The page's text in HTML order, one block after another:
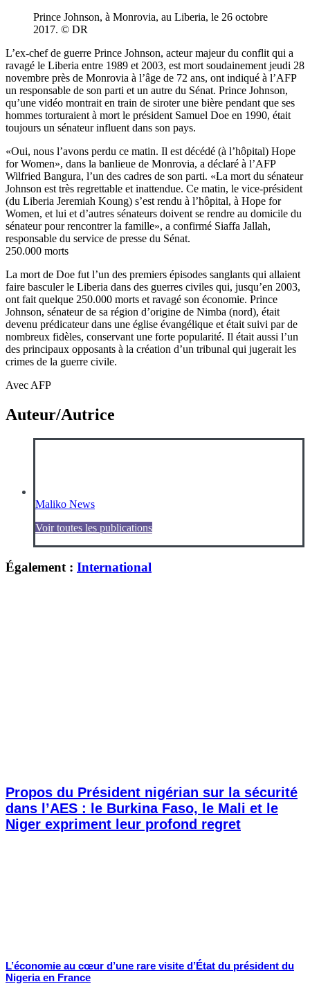
Prince Johnson, à Monrovia, au Liberia, le 26 octobre
2017. © DR
L’ex-chef de guerre Prince Johnson, acteur majeur du conflit qui a
ravagé le Liberia entre 1989 et 2003, est mort soudainement jeudi 28
novembre près de Monrovia à l’âge de 72 ans, ont indiqué à l’AFP
un responsable de son parti et un autre du Sénat. Prince Johnson,
qu’une vidéo montrait en train de siroter une bière pendant que ses
hommes torturaient à mort le président Samuel Doe en 1990, était
toujours un sénateur influent dans son pays.
«Oui, nous l’avons perdu ce matin. Il est décédé (à l’hôpital) Hope
for Women», dans la banlieue de Monrovia, a déclaré à l’AFP
Wilfried Bangura, l’un des cadres de son parti. «La mort du sénateur
Johnson est très regrettable et inattendue. Ce matin, le vice-président
(du Liberia Jeremiah Koung) s’est rendu à l’hôpital, à Hope for
Women, et lui et d’autres sénateurs doivent se rendre au domicile du
sénateur pour rencontrer la famille», a confirmé Siaffa Jallah,
responsable du service de presse du Sénat.
250.000 morts
La mort de Doe fut l’un des premiers épisodes sanglants qui allaient
faire basculer le Liberia dans des guerres civiles qui, jusqu’en 2003,
ont fait quelque 250.000 morts et ravagé son économie. Prince
Johnson, sénateur de sa région d’origine de Nimba (nord), était
devenu prédicateur dans une église évangélique et était suivi par de
nombreux fidèles, conservant une forte popularité. Il était aussi l’un
des principaux opposants à la création d’un tribunal qui jugerait les
crimes de la guerre civile.
Avec AFP
Auteur/Autrice
Maliko News
Voir toutes les publications
Également : International
Propos du Président nigérian sur la sécurité
dans l’AES : le Burkina Faso, le Mali et le
Niger expriment leur profond regret
L’économie au cœur d’une rare visite d’État du président du
Nigeria en France